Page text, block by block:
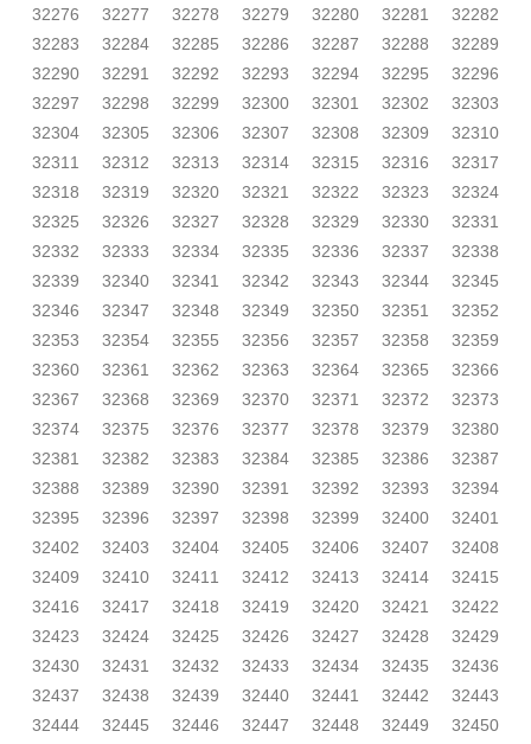
32276
32277 32278 32279 32280 32281
32282
32283
32284 32285 32286 32287 32288
32289
32290
32291 32292 32293 32294 32295
32296
32297
32298 32299 32300 32301 32302
32303
32304
32305 32306 32307 32308 32309
32310
32311
32312 32313 32314 32315 32316
32317
32318
32319 32320 32321 32322 32323
32324
32325
32326 32327 32328 32329 32330
32331
32332
32333 32334 32335 32336 32337
32338
32339
32340 32341 32342 32343 32344
32345
32346
32347 32348 32349 32350 32351
32352
32353
32354 32355 32356 32357 32358
32359
32360
32361 32362 32363 32364 32365
32366
32367
32368 32369 32370 32371 32372
32373
32374
32375 32376 32377 32378 32379
32380
32381
32382 32383 32384 32385 32386
32387
32388
32389 32390 32391 32392 32393
32394
32395
32396 32397 32398 32399 32400
32401
32402
32403 32404 32405 32406 32407
32408
32409
32410 32411 32412 32413 32414
32415
32416
32417 32418 32419 32420 32421
32422
32423
32424 32425 32426 32427 32428
32429
32430
32431 32432 32433 32434 32435
32436
32437
32438 32439 32440 32441 32442
32443
32444
32445 32446 32447 32448 32449
32450